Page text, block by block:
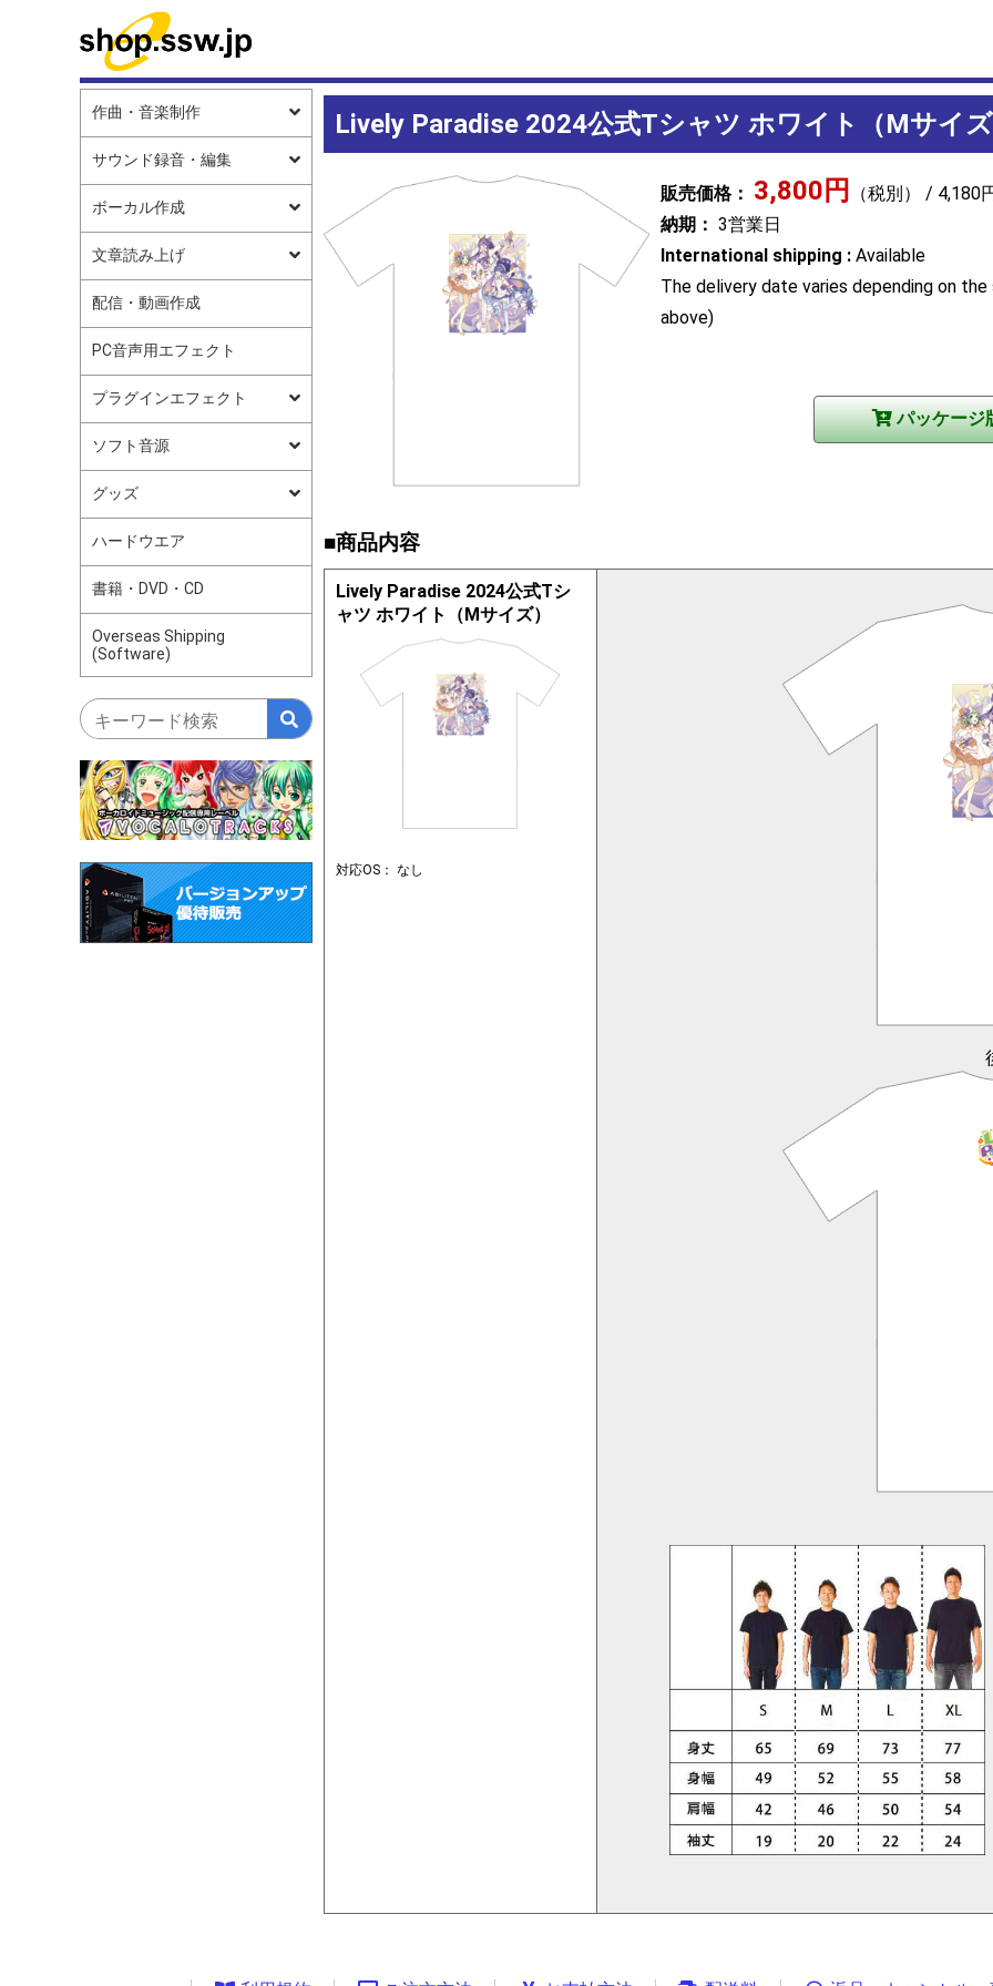
作曲・音楽制作
サウンド録音・編集
ボーカル作成
文章読み上げ
配信・動画作成
PC音声用エフェクト
プラグインエフェクト
ソフト音源
グッズ
ハードウエア
書籍・DVD・CD
Overseas Shipping
(Software)
Lively Paradise 2024公式Tシャツ ホワイト（Mサイ
販売価格： 3,800円
（税別） / 4,180
納期： 3営業日
International shipping : Available
The delivery date varies depending on
above)
■商品内容
Lively Paradise 2024公式Tシ
ャツ ホワイト（Mサイズ）
対応OS： なし